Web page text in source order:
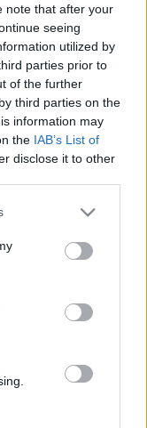
note that after your
seeing
utilized by
parties prior to
of the further
third parties on the
information may
the IAB’s List of
disclose it to other
or more Google
You may click to
party tags to
in below Google
Duna vízgyűjtőjére
5. blokk új
a riasztás